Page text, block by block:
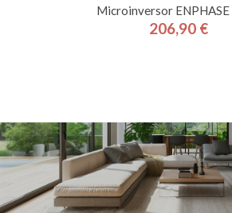
Microinversor
Precio
206,90 €